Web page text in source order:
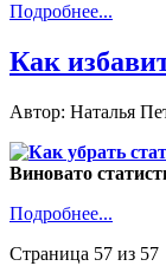
Подробнее...
Как
Автор: Наталья
Виновато
Подробнее...
Страница 57 из 57